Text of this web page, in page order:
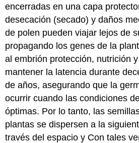
encerradas en una capa
desecación (secado) y daños
de polen pueden viajar lejos de
propagando los genes de la
al embrión protección, nutrición
mantener la latencia durante
de años, asegurando que la
ocurrir cuando las condiciones
óptimas. Por lo tanto, las
plantas se dispersen a la
través del espacio y Con tales